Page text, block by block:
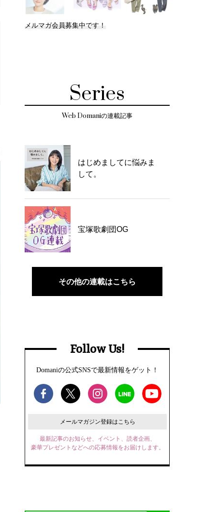
メルマガ会員募集中です！
Series
Web Domaniの連載記事
はじめましてに悩みま
して。
宝塚歌劇団OG
その他の連載はこちら
Follow Us!
Domaniの公式SNSで最新情報をゲット！
メールマガジン登録はこちら
最新記事のお知らせ、イベント、読者企画、
豪華プレゼントなどへの応募情報をお届けします。